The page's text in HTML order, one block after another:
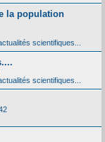
la population
scientifiques...
scientifiques...